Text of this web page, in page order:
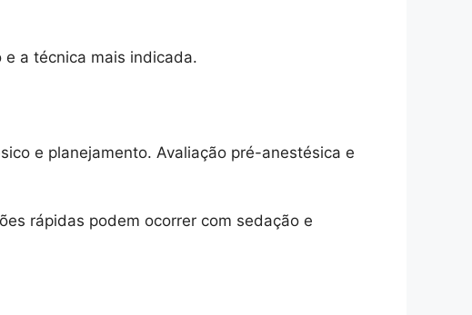
a técnica mais indicada.
e planejamento. Avaliação pré-anestésica e
rápidas podem ocorrer com sedação e